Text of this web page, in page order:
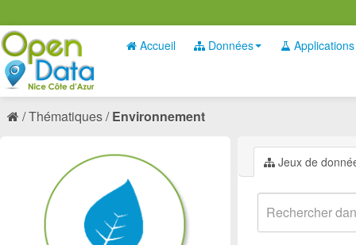
Accueil Données Applications
Thématiques Environnement
Jeux de